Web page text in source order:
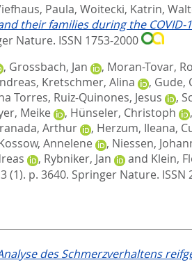
Paula, Woitecki, Katrin,
their families during the
Nature. ISSN 1753-2000
, Grossbach, Jan , Moran-Tovar,
, Kretschmer, Alina , Gude,
Torres, Ruiz-Quinones, Jesus ,
Meike , Hünseler, Christoph ,
Arthur , Herzum, Ileana,
Annelene , Niessen,
, Rybniker, Jan and Klein,
(1). p. 3640. Springer Nature. ISSN
des Schmerzverhaltens